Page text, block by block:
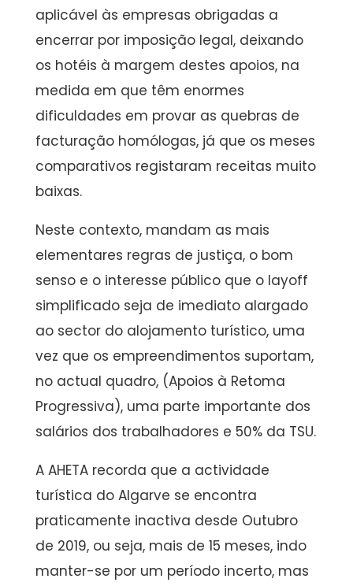
aplicável às empresas obrigadas a
encerrar por imposição legal, deixando
os hotéis à margem destes apoios, na
medida em que têm enormes
dificuldades em provar as quebras de
facturação homólogas, já que os meses
comparativos registaram receitas muito
baixas.
Neste contexto, mandam as mais
elementares regras de justiça, o bom
senso e o interesse público que o layoff
simplificado seja de imediato alargado
ao sector do alojamento turístico, uma
vez que os empreendimentos suportam,
no actual quadro, (Apoios à Retoma
Progressiva), uma parte importante dos
salários dos trabalhadores e 50% da TSU.
A AHETA recorda que a actividade
turística do Algarve se encontra
praticamente inactiva desde Outubro
de 2019, ou seja, mais de 15 meses, indo
manter-se por um período incerto, mas